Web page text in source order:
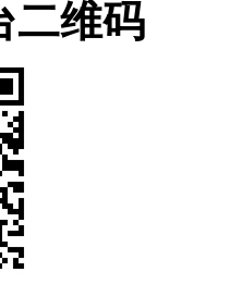
二维码